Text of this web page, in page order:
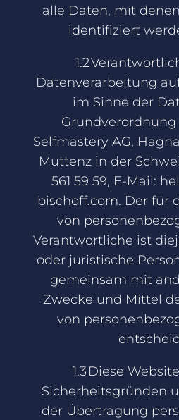
alle Daten, mit
identifiziert
1.2
Datenverarbeitung
im Sinne der
Grundverordnung
Selfmastery AG,
Muttenz in der
561 59 59, E-Mail:
bischoff.com. Der für
von
Verantwortliche ist
oder juristische
gemeinsam mit
Zwecke und Mittel
von
1.3 Diese
Sicherheitsgründen
der Übertragung